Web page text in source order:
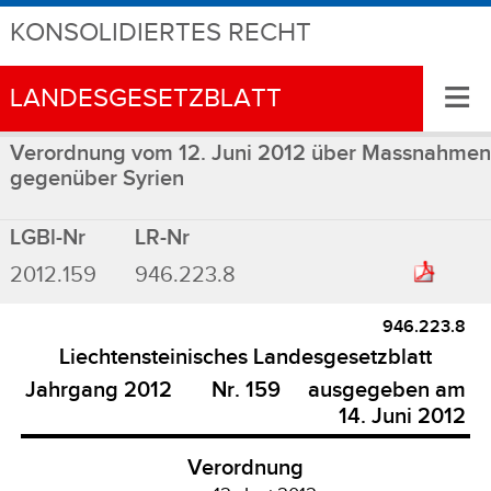
KONSOLIDIERTES RECHT
LANDESGESETZBLATT ≡
Verordnung vom 12. Juni 2012 über Massnahmen
gegenüber Syrien
LGBl-Nr
LR-Nr
2012.159
946.223.8